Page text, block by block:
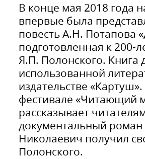
В конце мая 2018 года
впервые была
повесть А.Н. Потапова
подготовленная к 200-
Я.П. Полонского.
использованной
издательстве
фестивале «Читающий
рассказывает
документальный роман
Николаевич получил
Полонского.